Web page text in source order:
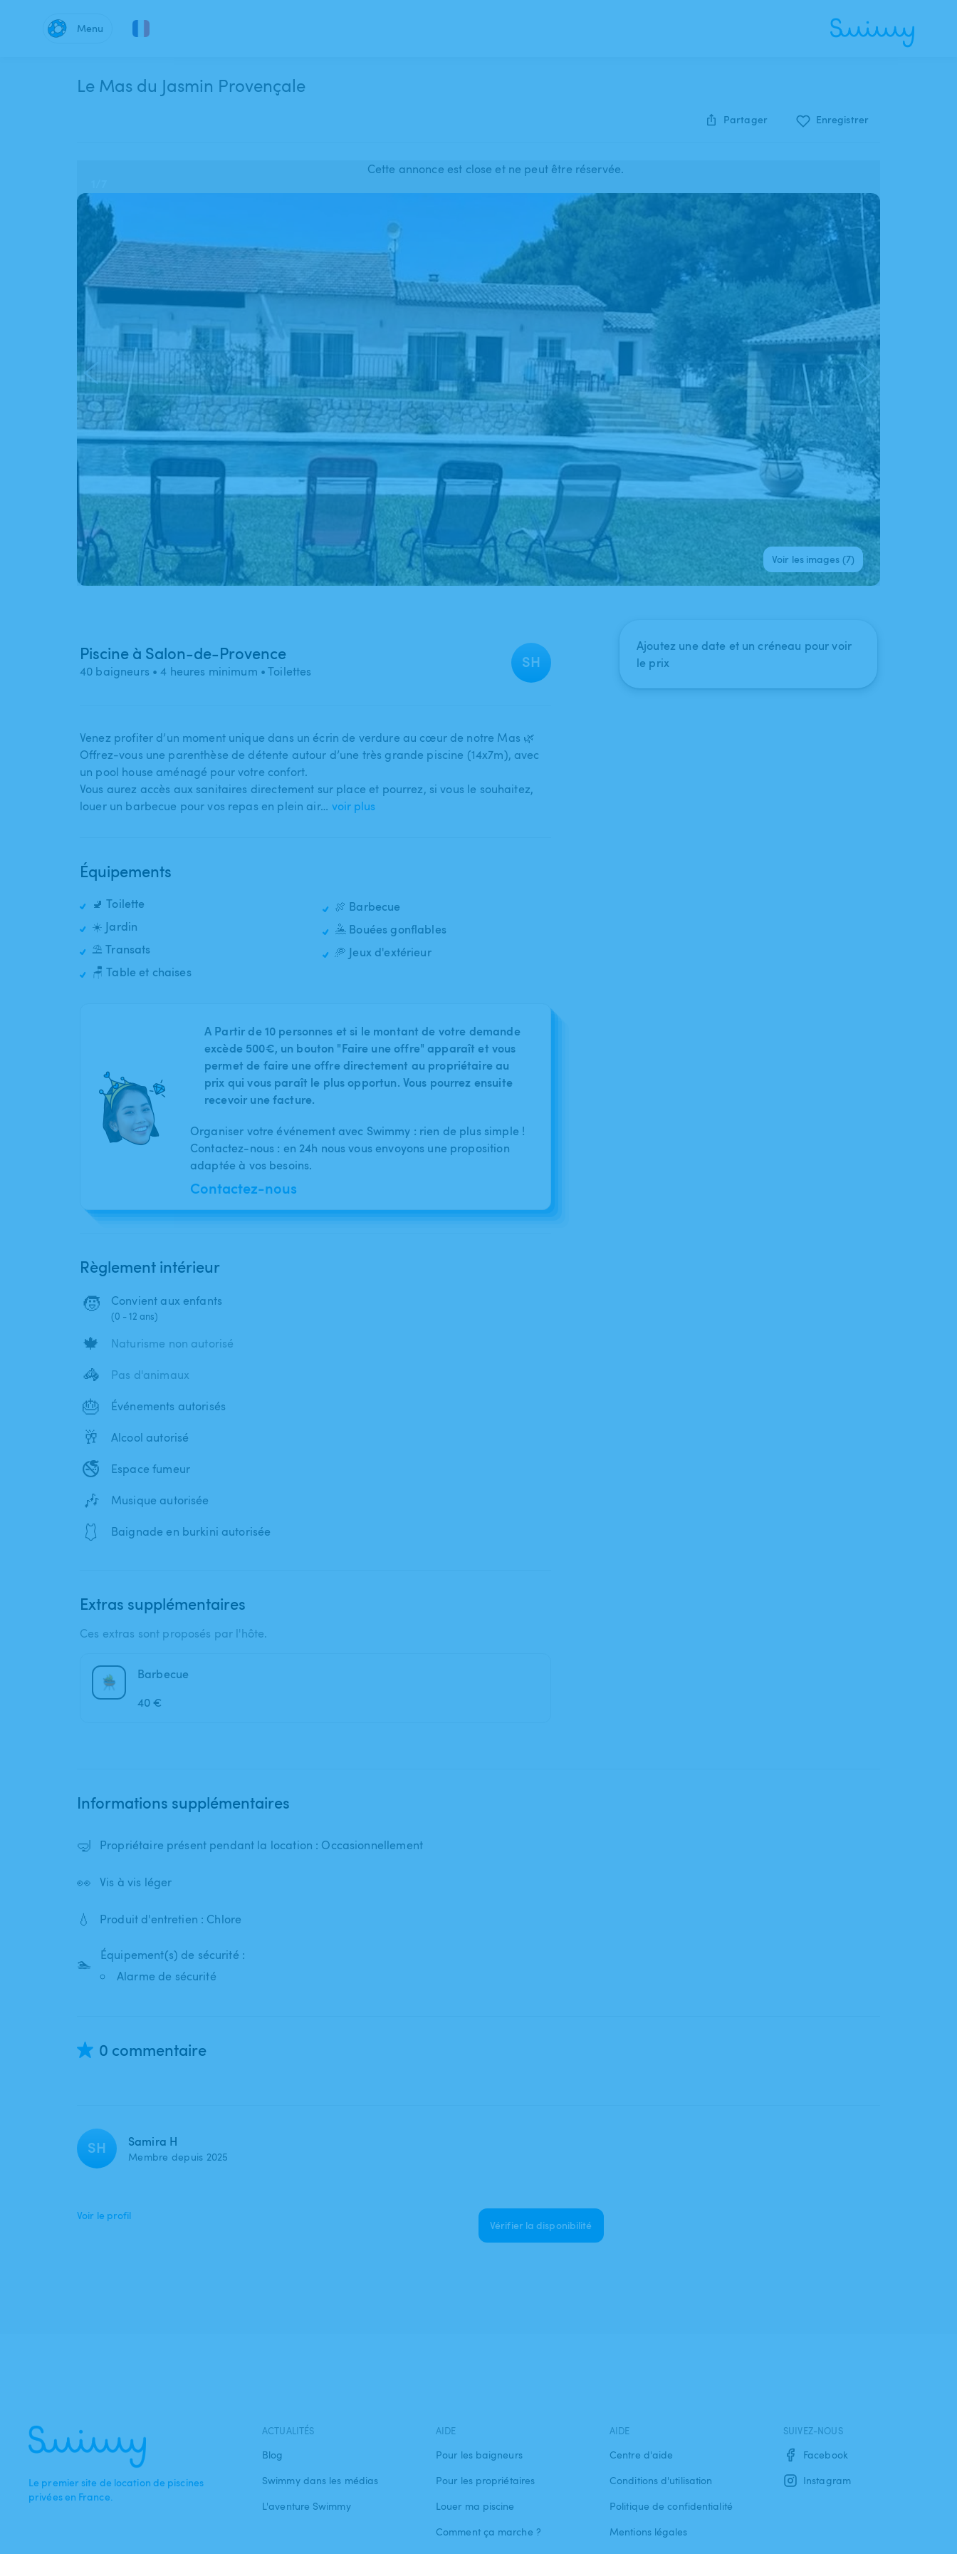
Menu
Le Mas du Jasmin Provençale
Partager Enregistrer
Cette annonce est close et ne peut être réservée.
Voir les images (7)
Piscine à Salon-de-Provence
40 baigneurs • 4 heures minimum • Toilettes
SH
Venez profiter d’un moment unique dans un écrin de verdure au cœur de notre Mas 🌿
Offrez-vous une parenthèse de détente autour d’une très grande piscine (14x7m)​,​ avec
un pool house aménagé pour votre confort.
Vous aurez accès aux sanitaires directement sur place et pourrez​,​ si vous le souhaitez​,​
louer un barbecue pour vos repas en plein air… voir plus
Équipements
🚽 Toilette
☀️ Jardin
⛱️ Transats
🪑 Table et chaises
🍖 Barbecue
🤽 Bouées gonflables
🥏 Jeux d'extérieur
A Partir de 10 personnes et si le montant de votre demande
excède 500€, un bouton "Faire une offre" apparaît et vous
permet de faire une offre directement au propriétaire au
prix qui vous paraît le plus opportun. Vous pourrez ensuite
recevoir une facture.
Organiser votre événement avec Swimmy : rien de plus simple !
Contactez-nous : en 24h nous vous envoyons une proposition
adaptée à vos besoins.
Contactez-nous
Règlement intérieur
🧒 Convient aux enfants
(0 - 12 ans)
🍁 Naturisme non autorisé
🦓 Pas d'animaux
🎂 Événements autorisés
🥂 Alcool autorisé
🚭 Espace fumeur
🎶 Musique autorisée
🩱 Baignade en burkini autorisée
Extras supplémentaires
Ces extras sont proposés par l'hôte.
Barbecue
40 €
Ajoutez une date et un créneau pour voir
le prix
Informations supplémentaires
🤿 Propriétaire présent pendant la location : Occasionnellement
👀 Vis à vis léger
💧 Produit d'entretien : Chlore
🏊
Équipement(s) de sécurité :
Alarme de sécurité
0 commentaire
SH Samira H
Membre depuis 2025
Voir le profil
Vérifier la disponibilité
Le premier site de location de piscines
privées en France.
ACTUALITÉS
Blog
Swimmy dans les médias
L'aventure Swimmy
AIDE
Pour les baigneurs
Pour les propriétaires
Louer ma piscine
Comment ça marche ?
AIDE
Centre d'aide
Conditions d'utilisation
Politique de confidentialité
Mentions légales
SUIVEZ-NOUS
Facebook
Instagram